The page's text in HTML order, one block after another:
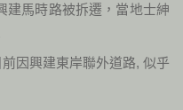
建馬時路被拆遷，當地士紳
因興建東岸聯外道路, 似乎